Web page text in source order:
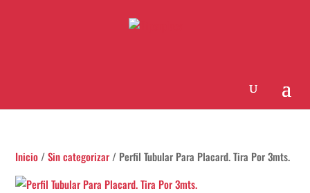
Inicio /Sin categorizar / Perfil Tubular Para Placard. Tira Por 3mts.